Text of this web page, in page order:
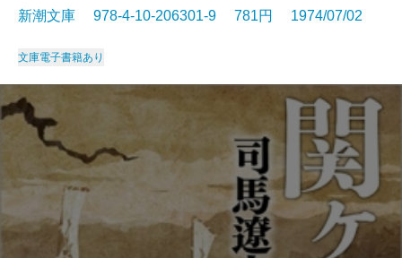
新潮文庫 978-4-10-206301-9 781円 1974/07/02
文庫電子書籍あり